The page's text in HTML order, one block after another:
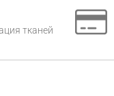
тканей